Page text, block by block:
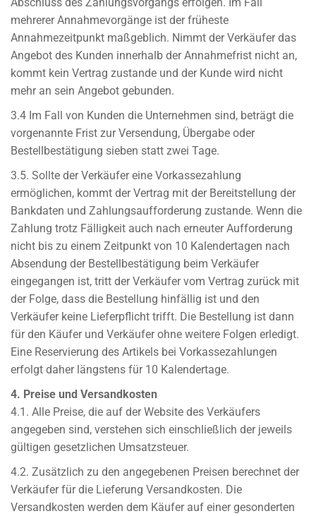
mehrerer Annahmevorgänge ist der früheste
Annahmezeitpunkt maßgeblich. Nimmt der Verkäufer das
Angebot des Kunden innerhalb der Annahmefrist nicht an,
kommt kein Vertrag zustande und der Kunde wird nicht
mehr an sein Angebot gebunden.
3.4 Im Fall von Kunden die Unternehmen sind, beträgt die
vorgenannte Frist zur Versendung, Übergabe oder
Bestellbestätigung sieben statt zwei Tage.
3.5. Sollte der Verkäufer eine Vorkassezahlung
ermöglichen, kommt der Vertrag mit der Bereitstellung der
Bankdaten und Zahlungsaufforderung zustande. Wenn die
Zahlung trotz Fälligkeit auch nach erneuter Aufforderung
nicht bis zu einem Zeitpunkt von 10 Kalendertagen nach
Absendung der Bestellbestätigung beim Verkäufer
eingegangen ist, tritt der Verkäufer vom Vertrag zurück mit
der Folge, dass die Bestellung hinfällig ist und den
Verkäufer keine Lieferpflicht trifft. Die Bestellung ist dann
für den Käufer und Verkäufer ohne weitere Folgen erledigt.
Eine Reservierung des Artikels bei Vorkassezahlungen
erfolgt daher längstens für 10 Kalendertage.
4. Preise und Versandkosten
4.1. Alle Preise, die auf der Website des Verkäufers
angegeben sind, verstehen sich einschließlich der jeweils
gültigen gesetzlichen Umsatzsteuer.
4.2. Zusätzlich zu den angegebenen Preisen berechnet der
Verkäufer für die Lieferung Versandkosten. Die
Versandkosten werden dem Käufer auf einer gesonderten